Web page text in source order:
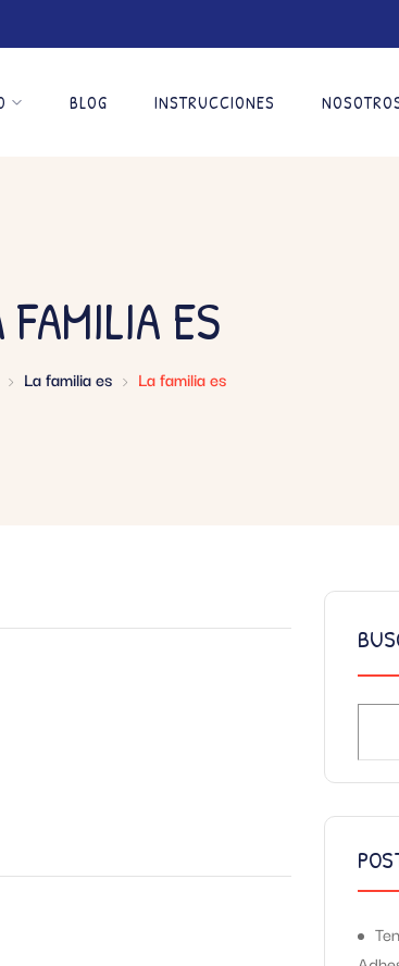
BLOG INSTRUCCIONES
FAMILIA ES
La familia es La familia es